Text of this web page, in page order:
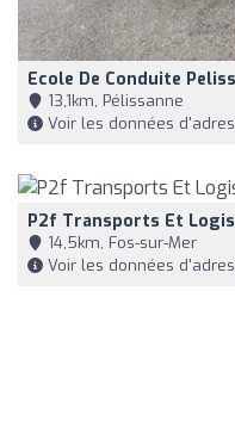
Ecole De Conduite
13,1km, Pélissanne
Voir les données
P2f Transports Et
14,5km, Fos-sur-Mer
Voir les données